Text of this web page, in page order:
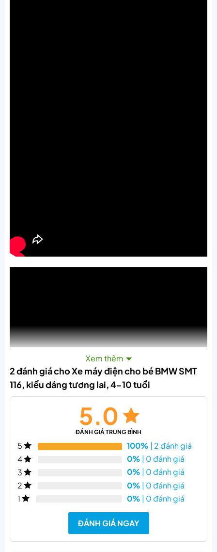
Xem thêm
2 đánh giá choXe máy điện cho bé BMW SMT
116, kiểu dáng tương lai, 4-10 tuổi
5.0
ĐÁNH GIÁ TRUNG BÌNH
5 100% | 2 đánh giá
4
0% | 0 đánh giá
3
0% | 0 đánh giá
2
0% | 0 đánh giá
1
0% | 0 đánh giá
ĐÁNH GIÁ NGAY